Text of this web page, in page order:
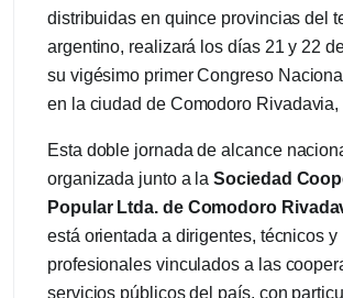
distribuidas en quince provincias del
argentino, realizará los días 21 y 22
su vigésimo primer Congreso
en la ciudad de Comodoro Rivadavia,
Esta doble jornada de alcance
organizada junto a laSociedad
Popular Ltda. de Comodoro
está orientada a dirigentes, técnicos y
profesionales vinculados a las
servicios públicos del país, con